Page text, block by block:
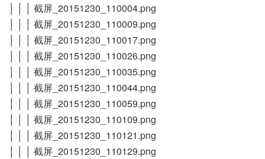
│ │ │ 截屏_20151230_110004.png
│ │ │ 截屏_20151230_110009.png
│ │ │ 截屏_20151230_110017.png
│ │ │ 截屏_20151230_110026.png
│ │ │ 截屏_20151230_110035.png
│ │ │ 截屏_20151230_110044.png
│ │ │ 截屏_20151230_110059.png
│ │ │ 截屏_20151230_110109.png
│ │ │ 截屏_20151230_110121.png
│ │ │ 截屏_20151230_110129.png